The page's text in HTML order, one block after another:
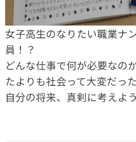
女子高生のなりたい職業ナ
員！？
どんな仕事で何が必要なの
たよりも社会って大変だった
自分の将来、真剣に考えよ